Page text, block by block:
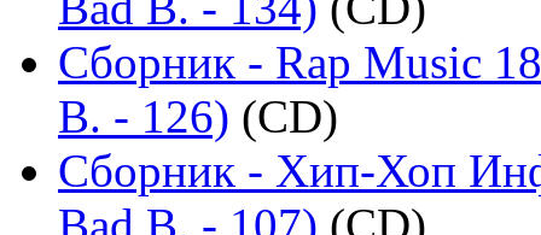
Сборник - Rap Music
B. - 126) (CD)
Сборник - Хип-Хоп